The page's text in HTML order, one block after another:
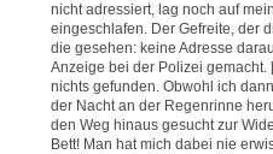
nicht adressiert, lag noch auf
eingeschlafen. Der Gefreite, der
die gesehen: keine Adresse
Anzeige bei der Polizei gemacht.
nichts gefunden. Obwohl ich
der Nacht an der Regenrinne
den Weg hinaus gesucht zur
Bett! Man hat mich dabei nie